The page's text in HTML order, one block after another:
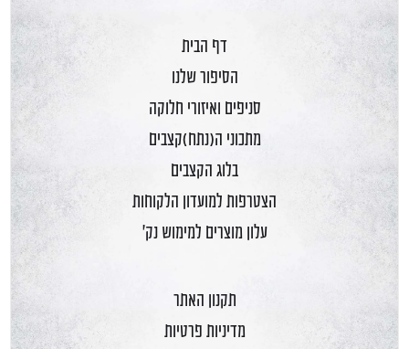
דף הבית
הסיפור שלנו
סניפים ואיזורי חלוקה
מתכוני ה(נתח)קצבים
בלוג הקצבים
הצטרפות למועדון הלקוחות
עלון מוצרים למימוש נק'
תקנון האתר
מדיניות פרטיות